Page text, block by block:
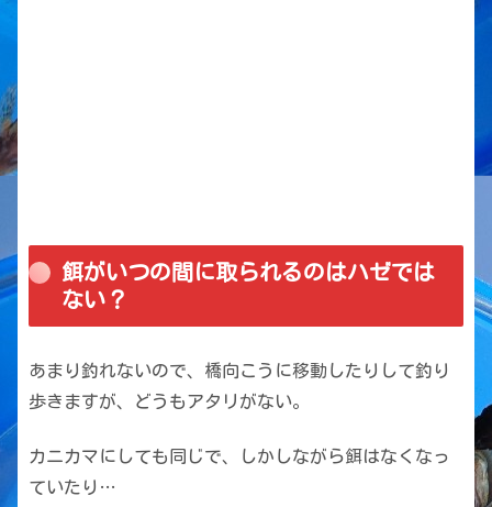
餌がいつの間に取られるのはハゼでは
ない？
あまり釣れないので、橋向こうに移動したりして釣り
歩きますが、どうもアタリがない。
カニカマにしても同じで、しかしながら餌はなくなっ
ていたり…